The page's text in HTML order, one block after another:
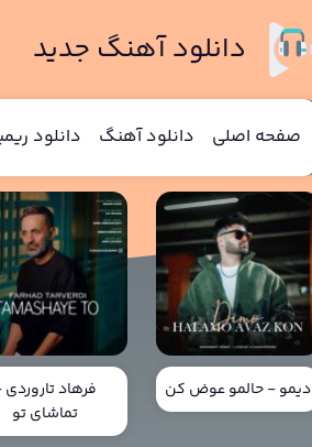
دانلود آهنگ جدید
صفحه اصلی دانلود آهنگ دانلود
دیمو - حالمو عوض کن
فرهاد
تماشای تو